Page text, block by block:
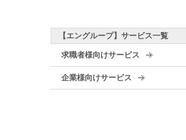
【エングループ】サービス一覧
求職者様向けサービス
企業様向けサービス